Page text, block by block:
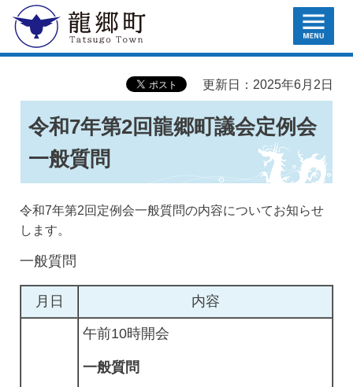
龍郷町 MENU
更新日：2025年6月2日
令和7年第2回龍郷町議会定例会
一般質問
令和7年第2回定例会一般質問の内容についてお知らせ
します。
一般質問
月日 内容
午前10時開会
一般質問